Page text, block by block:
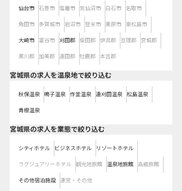
仙台市 石巻市 塩竈市 気仙沼市 白石市 名取市
角田市 多賀城市 岩沼市 登米市 栗原市 東松島市
大崎市 富谷市 刈田郡 柴田郡 伊具郡 亘理郡 宮城郡
黒川郡 加美郡 遠田郡 牡鹿郡 本吉郡
宮城県の求人を温泉地で絞り込む
秋保温泉 鳴子温泉 作並温泉 遠刈田温泉 松島温泉
青根温泉
宮城県の求人を業態で絞り込む
シティホテル ビジネスホテル リゾートホテル
ラグジュアリーホテル 観光地旅館 温泉地旅館 高級旅館
その他宿泊施設 運営・その他